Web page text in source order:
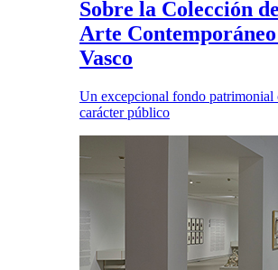
Sobre la Colección
Arte
Vasco
Un excepcional fondo patrimonial
carácter público